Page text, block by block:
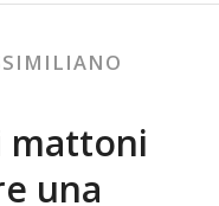
mattoni
una